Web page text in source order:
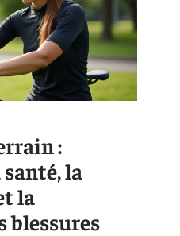
:
la
la
blessures